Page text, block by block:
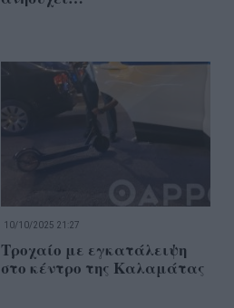
10/10/2025 21:27
Τροχαίο με εγκατάλειψη
στο κέντρο της Καλαμάτας